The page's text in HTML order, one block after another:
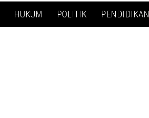
HUKUM POLITIK PENDIDIKAN